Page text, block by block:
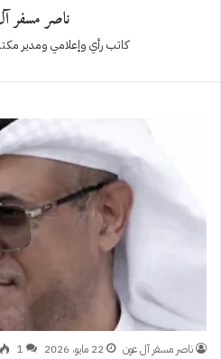
ناصر مسفر
كاتب رأي وإعلامي ومدير
ناصر مسفر آل عون 22 مايو، 2026 1